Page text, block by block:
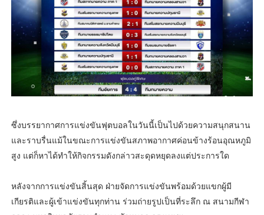
ซึ่งบรรยากาศการแข่งขันฟุตบอลในวันนี้เป็นไปด้วยความสนุกสนาน
และราบรื่นแม้ในขณะการแข่งขันสภาพอากาศค่อนข้างร้อนอุณหภูมิ
สูง แต่ก็หาได้ทำให้กิจกรรมดังกล่าวสะดุดหยุดลงแต่ประการใด
หลังจากการแข่งขันสิ้นสุด ฝ่ายจัดการแข่งขันพร้อมด้วยแขกผู้มี
เกียรติและผู้เข้าแข่งขันทุกท่าน ร่วมถ่ายรูปเป็นที่ระลึก ณ สนามกีฬา